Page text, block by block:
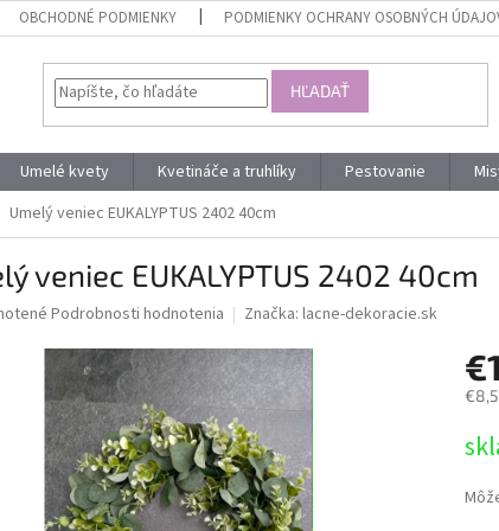
OBCHODNÉ PODMIENKY PODMIENKY OCHRANY OSOBNÝCH
HĽADAŤ
Umelé kvety Kvetináče a truhlíky Pestovanie
Umelý veniec EUKALYPTUS 2402 40cm
veniec EUKALYPTUS 2402 40cm
Podrobnosti hodnotenia Značka: lacne-dekoracie.sk